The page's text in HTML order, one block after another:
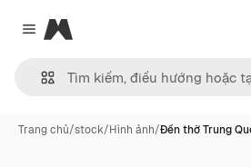
Close menu
Magnific
Trang chủ/stock/Hình ảnh/Đền thờ Trung